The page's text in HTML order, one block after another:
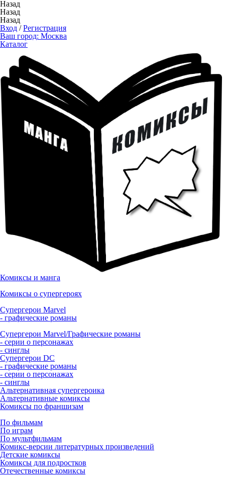
Назад
Назад
Назад
Вход /Регистрация
Ваш город: Москва
Каталог
Комиксы и манга
Комиксы о супергероях
Супергерои Marvel
- графические романы
Супергерои Marvel/Графические романы
- серии о персонажах
- синглы
Супергерои DC
- графические романы
- серии о персонажах
- синглы
Альтернативная супергероика
Альтернативные комиксы
Комиксы по франшизам
По фильмам
По играм
По мультфильмам
Комикс-версии литературных произведений
Детские комиксы
Комиксы для подростков
Отечественные комиксы